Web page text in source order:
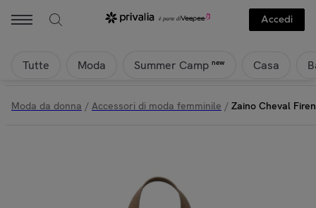
Accedi
Tutte Moda Summer Camp new Casa
Moda da donna / Accessori di moda femminile / Zaino Cheval